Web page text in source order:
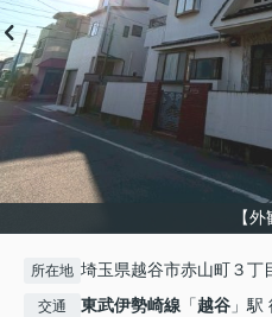
【外
所在地 埼玉県越谷市赤山町３丁
交通 東武伊勢崎線 「越谷 」駅